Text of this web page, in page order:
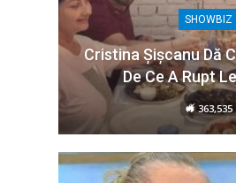
SHOWBIZ
Cristina Șișcanu Dă
De Ce A Rupt
363,535